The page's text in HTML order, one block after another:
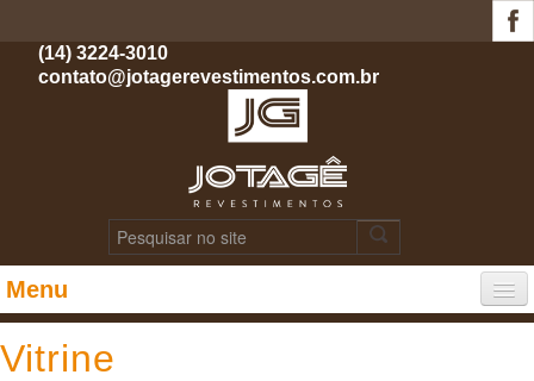
(14) 3224-3010
contato@jotagerevestimentos.com.br
Menu
Vitrine